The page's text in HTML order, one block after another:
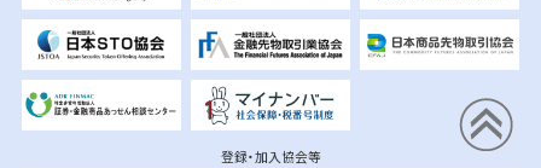
登録・加入協会等